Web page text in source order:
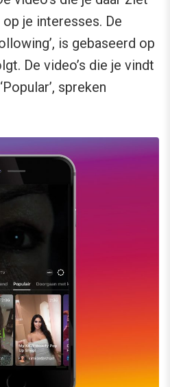
je interesses. De
is gebaseerd op
De video’s die je vindt
spreken